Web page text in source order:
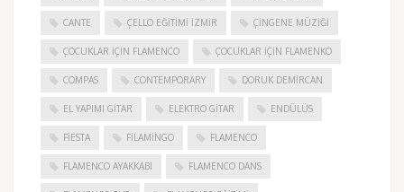
CANTE ÇELLO EĞITIMI İZMIR ÇINGENE MÜZIĞI
ÇOCUKLAR IÇIN FLAMENCO ÇOCUKLAR IÇIN FLAMENKO
COMPAS CONTEMPORARY DORUK DEMIRCAN
EL YAPIMI GITAR ELEKTRO GITAR ENDÜLÜS
FIESTA FILAMINGO FLAMENCO
FLAMENCO AYAKKABI FLAMENCO DANS